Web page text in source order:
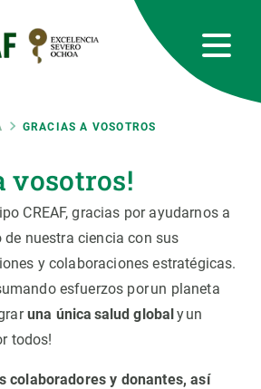
GRACIAS A VOSOTROS
vosotros!
CREAF, gracias por ayudarnos a
de nuestra ciencia con sus
y colaboraciones estratégicas.
esfuerzos porun planeta
una única salud globalyun
todos!
colaboradores y donantes, así